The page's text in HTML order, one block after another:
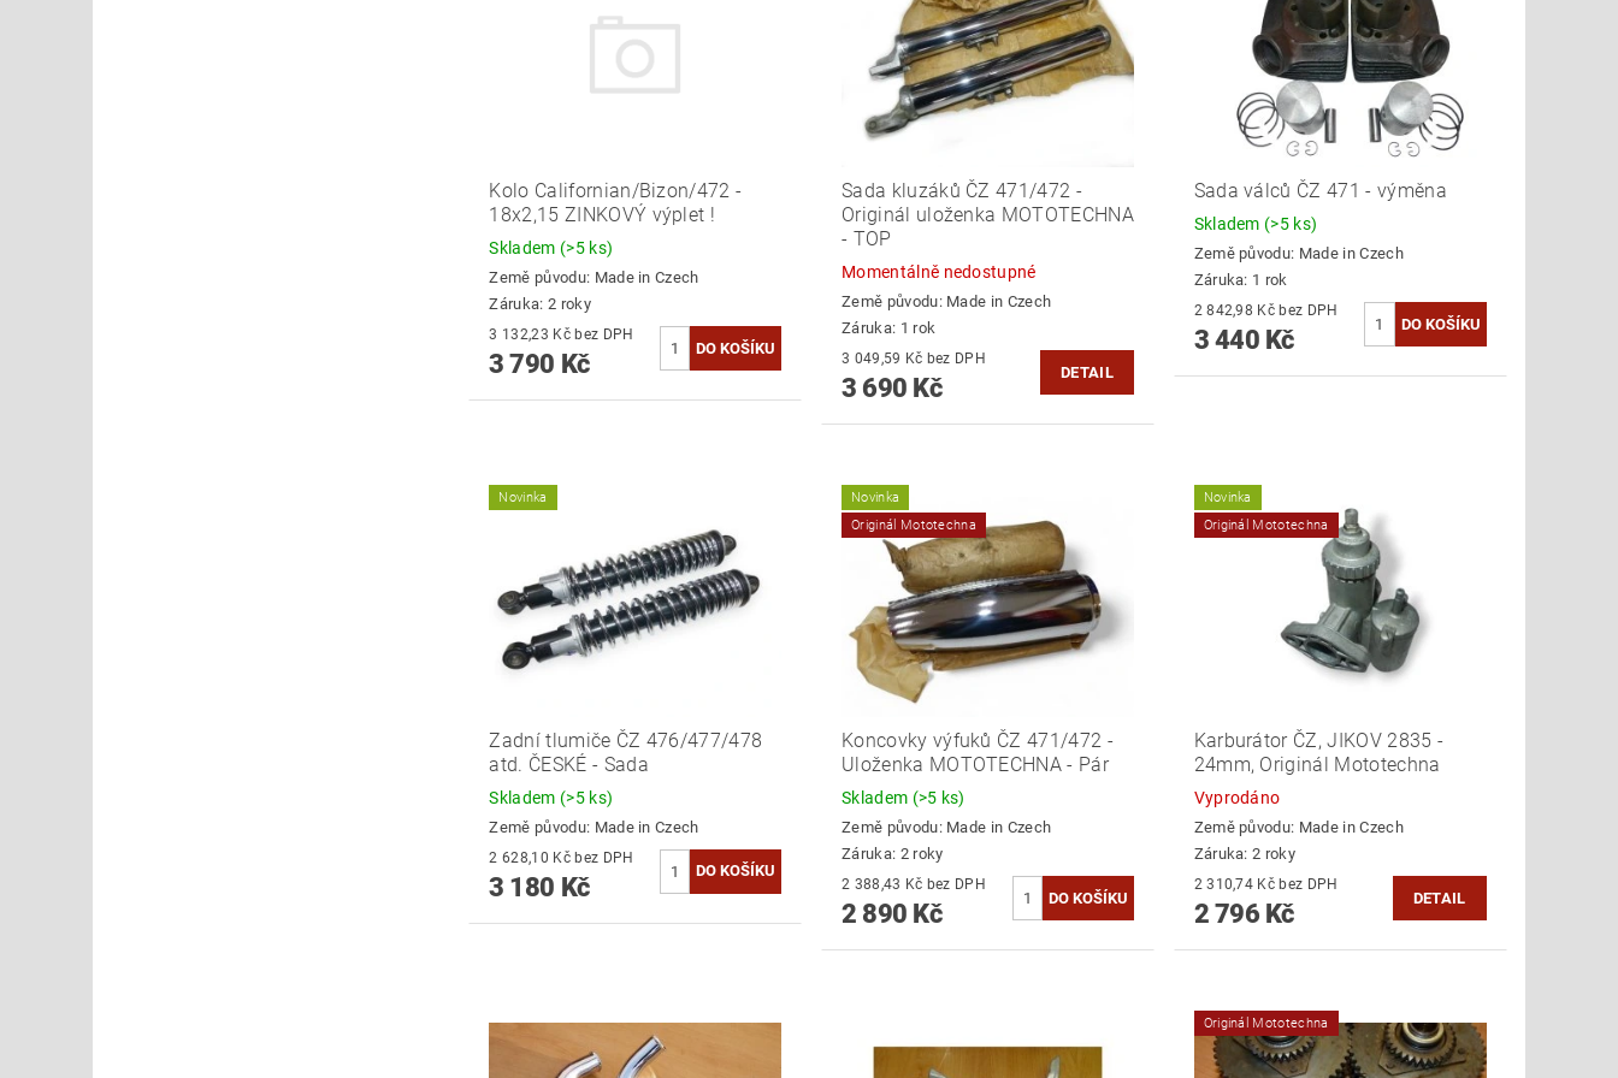
Kolo Californian/Bizon/472 -
18x2,15 ZINKOVÝ výplet !
Skladem (>5 ks)
Země původu: Made in Czech
Záruka: 2 roky
3 132,23 Kč bez DPH
3 790 Kč
Sada kluzáků ČZ 471/472 -
Originál uloženka MOTOTECHNA
- TOP
Momentálně nedostupné
Země původu: Made in Czech
Záruka: 1 rok
3 049,59 Kč bez DPH
3 690 Kč
DETAIL
Sada válců ČZ 471 - výměna
Skladem (>5 ks)
Země původu: Made in Czech
Záruka: 1 rok
2 842,98 Kč bez DPH
3 440 Kč
Novinka
Zadní tlumiče ČZ 476/477/478
atd. ČESKÉ - Sada
Skladem (>5 ks)
Země původu: Made in Czech
2 628,10 Kč bez DPH
3 180 Kč
Novinka
Originál Mototechna
Koncovky výfuků ČZ 471/472 -
Uloženka MOTOTECHNA - Pár
Skladem (>5 ks)
Země původu: Made in Czech
Záruka: 2 roky
2 388,43 Kč bez DPH
2 890 Kč
Novinka
Originál Mototechna
Karburátor ČZ, JIKOV 2835 -
24mm, Originál Mototechna
Vyprodáno
Země původu: Made in Czech
Záruka: 2 roky
2 310,74 Kč bez DPH
2 796 Kč
DETAIL
Originál Mototechna